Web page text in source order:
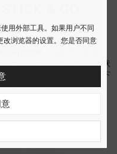
半段睫毛，同时不损坏其形状
睫毛置于自身自然睫毛线正下
毛的粘性，这对预粘产品尤为
。
用外部工具。如果用户不同
改浏览器的设置。您是否同意